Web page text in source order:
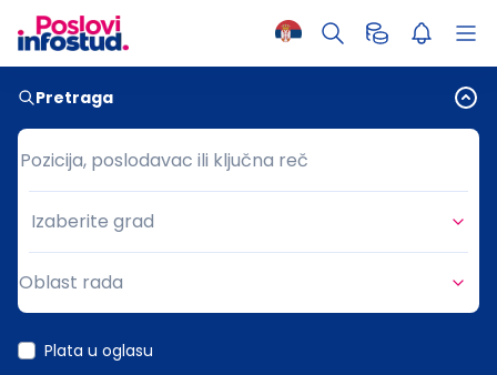
Pretraga
Pozicija, poslodavac ili ključna reč
Pozicija, poslodavac ili ključna reč
Grad
Izaberite grad
Oblast rada
Plata u oglasu